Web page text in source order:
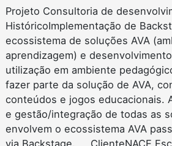
Projeto Consultoria de
HistóricoImplementação de
ecossistema de soluções AVA
aprendizagem) e
utilização em ambiente
fazer parte da solução de AVA,
conteúdos e jogos educacionais.
e gestão/integração de todas as
envolvem o ecossistema AVA